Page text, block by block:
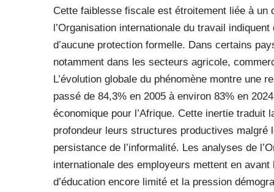
Cette faiblesse fiscale est étroitement liée à
l’Organisation internationale du travail
d’aucune protection formelle. Dans certains
notamment dans les secteurs agricole,
L’évolution globale du phénomène montre une
passé de 84,3% en 2005 à environ 83% en
économique pour l’Afrique. Cette inertie
profondeur leurs structures productives
persistance de l’informalité. Les analyses de
internationale des employeurs mettent en
d’éducation encore limité et la pression